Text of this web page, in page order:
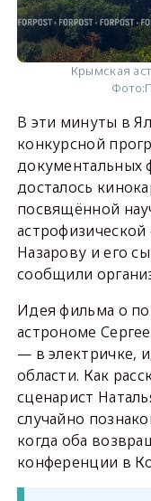
Крымская
Фото:
В эти минуты в
конкурсной
документальных
досталось
посвящённой
Назарову и его
сообщили
Идея фильма о
астрономе
— в электричке,
области. Как
сценарист
случайно
когда оба
конференции в